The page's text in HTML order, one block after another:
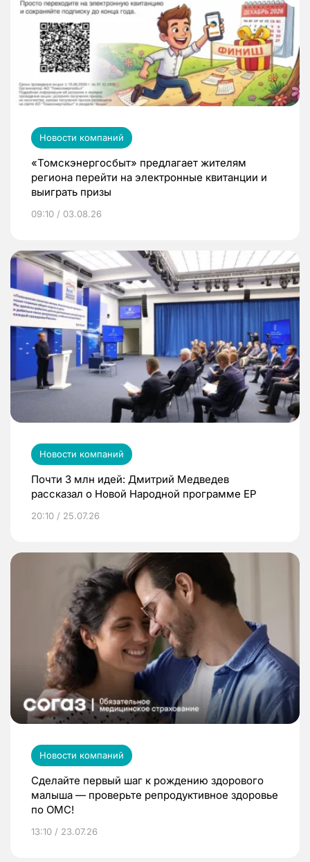
Новости компаний
«Томскэнергосбыт» предлагает жителям
региона перейти на электронные квитанции и
выиграть призы
09:10 / 03.08.26
Новости компаний
Почти 3 млн идей: Дмитрий Медведев
рассказал о Новой Народной программе ЕР
20:10 / 25.07.26
Новости компаний
Сделайте первый шаг к рождению здорового
малыша — проверьте репродуктивное здоровье
по ОМС!
13:10 / 23.07.26